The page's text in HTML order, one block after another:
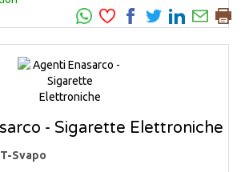
- Sigarette Elettroniche
T-Svapo